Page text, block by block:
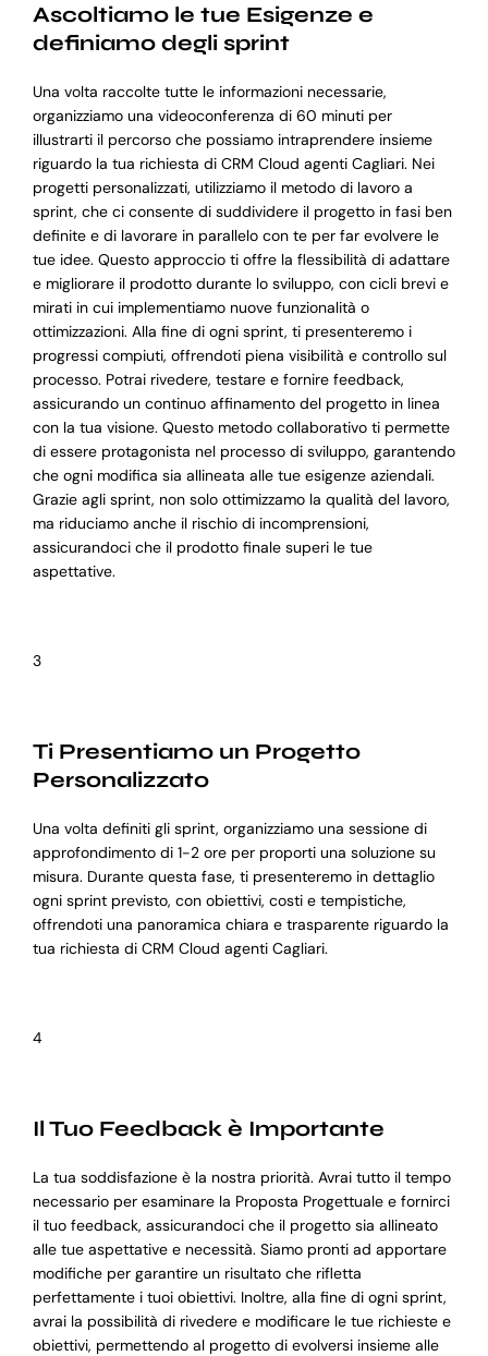
Ascoltiamo le tue Esigenze e
definiamo degli sprint
Una volta raccolte tutte le informazioni necessarie,
organizziamo una videoconferenza di 60 minuti per
illustrarti il percorso che possiamo intraprendere insieme
riguardo la tua richiesta di CRM Cloud agenti Cagliari. Nei
progetti personalizzati, utilizziamo il metodo di lavoro a
sprint, che ci consente di suddividere il progetto in fasi ben
definite e di lavorare in parallelo con te per far evolvere le
tue idee. Questo approccio ti offre la flessibilità di adattare
e migliorare il prodotto durante lo sviluppo, con cicli brevi e
mirati in cui implementiamo nuove funzionalità o
ottimizzazioni. Alla fine di ogni sprint, ti presenteremo i
progressi compiuti, offrendoti piena visibilità e controllo sul
processo. Potrai rivedere, testare e fornire feedback,
assicurando un continuo affinamento del progetto in linea
con la tua visione. Questo metodo collaborativo ti permette
di essere protagonista nel processo di sviluppo, garantendo
che ogni modifica sia allineata alle tue esigenze aziendali.
Grazie agli sprint, non solo ottimizzamo la qualità del lavoro,
ma riduciamo anche il rischio di incomprensioni,
assicurandoci che il prodotto finale superi le tue
aspettative.
3
Ti Presentiamo un Progetto
Personalizzato
Una volta definiti gli sprint, organizziamo una sessione di
approfondimento di 1-2 ore per proporti una soluzione su
misura. Durante questa fase, ti presenteremo in dettaglio
ogni sprint previsto, con obiettivi, costi e tempistiche,
offrendoti una panoramica chiara e trasparente riguardo la
tua richiesta di CRM Cloud agenti Cagliari.
4
Il Tuo Feedback è Importante
La tua soddisfazione è la nostra priorità. Avrai tutto il tempo
necessario per esaminare la Proposta Progettuale e fornirci
il tuo feedback, assicurandoci che il progetto sia allineato
alle tue aspettative e necessità. Siamo pronti ad apportare
modifiche per garantire un risultato che rifletta
perfettamente i tuoi obiettivi. Inoltre, alla fine di ogni sprint,
avrai la possibilità di rivedere e modificare le tue richieste e
obiettivi, permettendo al progetto di evolversi insieme alle